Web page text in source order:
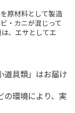
原材料として製造
・カニが混じって
、エサとしてエ
道具類」はお届け
の環境により、実